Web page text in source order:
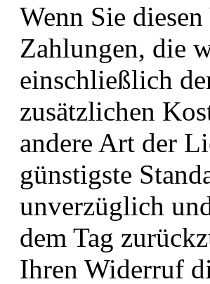
Wenn Sie
Zahlungen, die
einschließlich
zusätzlichen
andere Art der
günstigste
unverzüglich
dem Tag
Ihren Widerruf